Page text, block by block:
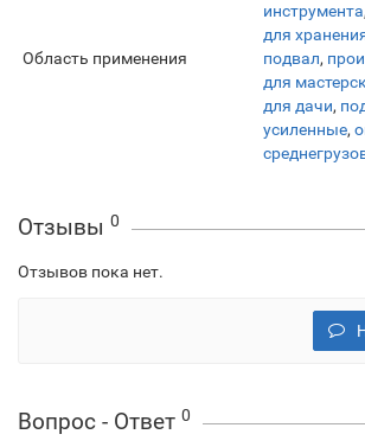
Область применения
инструмента
для
подвал,
для
для дачи,
усиленные,
Отзывы 0
Отзывов пока нет.
Вопрос - Ответ 0